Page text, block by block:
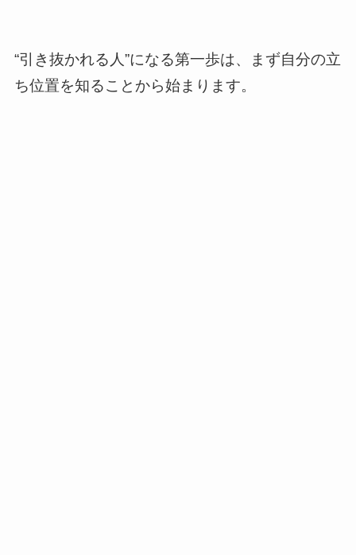
“引き抜かれる人”になる第一歩は、まず自分の立
ち位置を知ることから始まります。